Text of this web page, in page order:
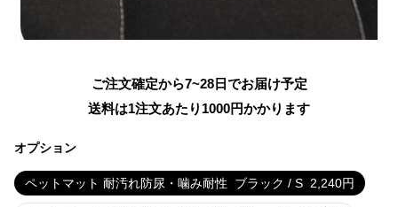
ご注文確定から7~28日でお届け予定
送料は1注文あたり 1000円かかります
オプション
ペットマット 耐汚れ防尿・噛み耐性 ブラック / S 2,240円